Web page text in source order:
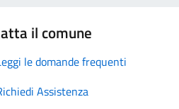
il comune
le domande frequenti
Assistenza